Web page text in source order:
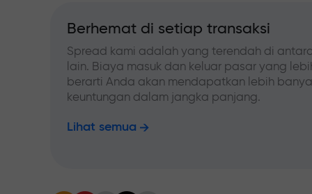
Berhemat di setiap transaksi
Spread kami adalah yang terendah di
lain. Biaya masuk dan keluar pasar yang
berarti Anda akan mendapatkan lebih
keuntungan dalam jangka panjang.
Lihat semua